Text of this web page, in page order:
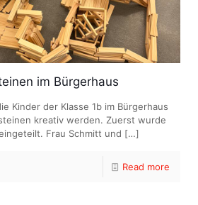
im Bürgerhaus
Kinder der Klasse 1b im Bürgerhaus
kreativ werden. Zuerst wurde
Frau Schmitt und […]
Read more